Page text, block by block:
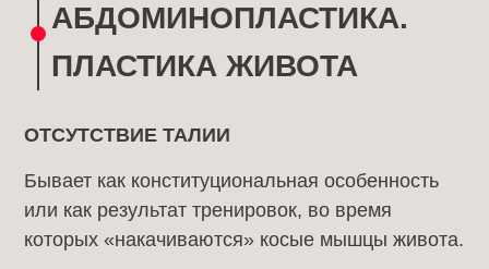
АБДОМИНОПЛАСТИКА.
ПЛАСТИКА ЖИВОТА
ОТСУТСТВИЕ ТАЛИИ
Бывает как конституциональная особенность
или как результат тренировок, во время
которых «накачиваются» косые мышцы живота.